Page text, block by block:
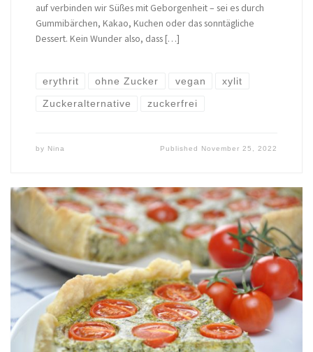
auf verbinden wir Süßes mit Geborgenheit – sei es durch
Gummibärchen, Kakao, Kuchen oder das sonntägliche
Dessert. Kein Wunder also, dass […]
erythrit ohne Zucker vegan xylit
Zuckeralternative zuckerfrei
by Nina Published November 25, 2022